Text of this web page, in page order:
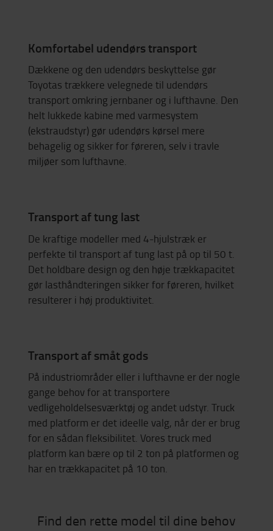
Komfortabel udendørs transport
Dækkene og den udendørs beskyttelse gør
Toyotas trækkere velegnede til udendørs
transport omkring jernbaner og i lufthavne. Den
helt lukkede kabine med varmesystem
(ekstraudstyr) gør udendørs kørsel mere
behagelig og sikker for føreren, selv i travle
miljøer som lufthavne.
Transport af tung last
De kraftige modeller med 4-hjulstræk er
perfekte til transport af tung last på op til 50 t.
Det holdbare design og den høje trækkapacitet
gør lasthåndteringen sikker for føreren, hvilket
resulterer i høj produktivitet.
Transport af småt gods
På industriområder eller i lufthavne er der nogle
gange behov for at transportere
vedligeholdelsesværktøj og andet udstyr. Truck
med platform er det ideelle valg, når der er brug
for en sådan fleksibilitet. Vores truck med
platform kan bære op til 2 ton på platformen og
har en trækkapacitet på 10 ton.
Find den rette model til dine behov